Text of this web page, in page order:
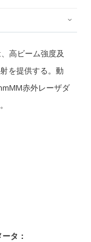
高ビーム強度及
を提供する。動
赤外レーザダ
タ：